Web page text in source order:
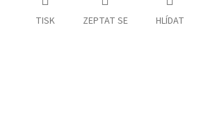
TISK ZEPTAT SE HLÍDAT